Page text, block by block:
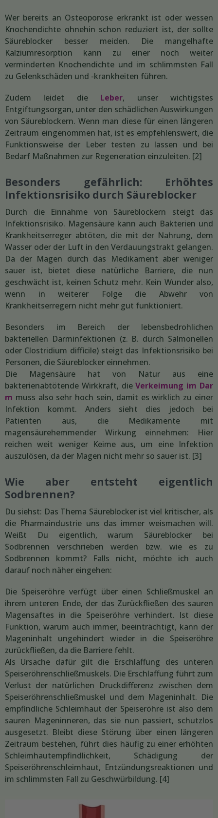
Wer bereits an Osteoporose erkrankt ist oder wessen
Knochendichte ohnehin schon reduziert ist, der sollte
Säureblocker besser meiden. Die mangelhafte
Kalziumresorption kann zu einer noch weiter
verminderten Knochendichte und im schlimmsten Fall
zu Gelenkschäden und -krankheiten führen.
Zudem leidet die Leber, unser wichtigstes
Entgiftungsorgan, unter den schädlichen Auswirkungen
von Säureblockern. Wenn man diese für einen längeren
Zeitraum eingenommen hat, ist es empfehlenswert, die
Funktionsweise der Leber testen zu lassen und bei
Bedarf Maßnahmen zur Regeneration einzuleiten. [2]
Besonders gefährlich: Erhöhtes
Infektionsrisiko durch Säureblocker
Durch die Einnahme von Säureblockern steigt das
Infektionsrisiko. Magensäure kann auch Bakterien und
Krankheitserreger abtöten, die mit der Nahrung, dem
Wasser oder der Luft in den Verdauungstrakt gelangen.
Da der Magen durch das Medikament aber weniger
sauer ist, bietet diese natürliche Barriere, die nun
geschwächt ist, keinen Schutz mehr. Kein Wunder also,
wenn in weiterer Folge die Abwehr von
Krankheitserregern nicht mehr gut funktioniert.
Besonders im Bereich der lebensbedrohlichen
bakteriellen Darminfektionen (z. B. durch Salmonellen
oder Clostridium difficile) steigt das Infektionsrisiko bei
Personen, die Säureblocker einnehmen.
Die Magensäure hat von Natur aus eine
bakterienabtötende Wirkkraft, dieVerkeimung im Dar
m muss also sehr hoch sein, damit es wirklich zu einer
Infektion kommt. Anders sieht dies jedoch bei
Patienten aus, die Medikamente mit
magensäurehemmender Wirkung einnehmen: Hier
reichen weit weniger Keime aus, um eine Infektion
auszulösen, da der Magen nicht mehr so sauer ist. [3]
Wie aber entsteht eigentlich
Sodbrennen?
Du siehst: Das Thema Säureblocker ist viel kritischer, als
die Pharmaindustrie uns das immer weismachen will.
Weißt Du eigentlich, warum Säureblocker bei
Sodbrennen verschrieben werden bzw. wie es zu
Sodbrennen kommt? Falls nicht, möchte ich auch
darauf noch näher eingehen:
Die Speiseröhre verfügt über einen Schließmuskel an
ihrem unteren Ende, der das Zurückfließen des sauren
Magensaftes in die Speiseröhre verhindert. Ist diese
Funktion, warum auch immer, beeinträchtigt, kann der
Mageninhalt ungehindert wieder in die Speiseröhre
zurückfließen, da die Barriere fehlt.
Als Ursache dafür gilt die Erschlaffung des unteren
Speiseröhrenschließmuskels. Die Erschlaffung führt zum
Verlust der natürlichen Druckdifferenz zwischen dem
Speiseröhrenschließmuskel und dem Mageninhalt. Die
empfindliche Schleimhaut der Speiseröhre ist also dem
sauren Mageninneren, das sie nun passiert, schutzlos
ausgesetzt. Bleibt diese Störung über einen längeren
Zeitraum bestehen, führt dies häufig zu einer erhöhten
Schleimhautempfindlichkeit, Schädigung der
Speiseröhrenschleimhaut, Entzündungsreaktionen und
im schlimmsten Fall zu Geschwürbildung. [4]